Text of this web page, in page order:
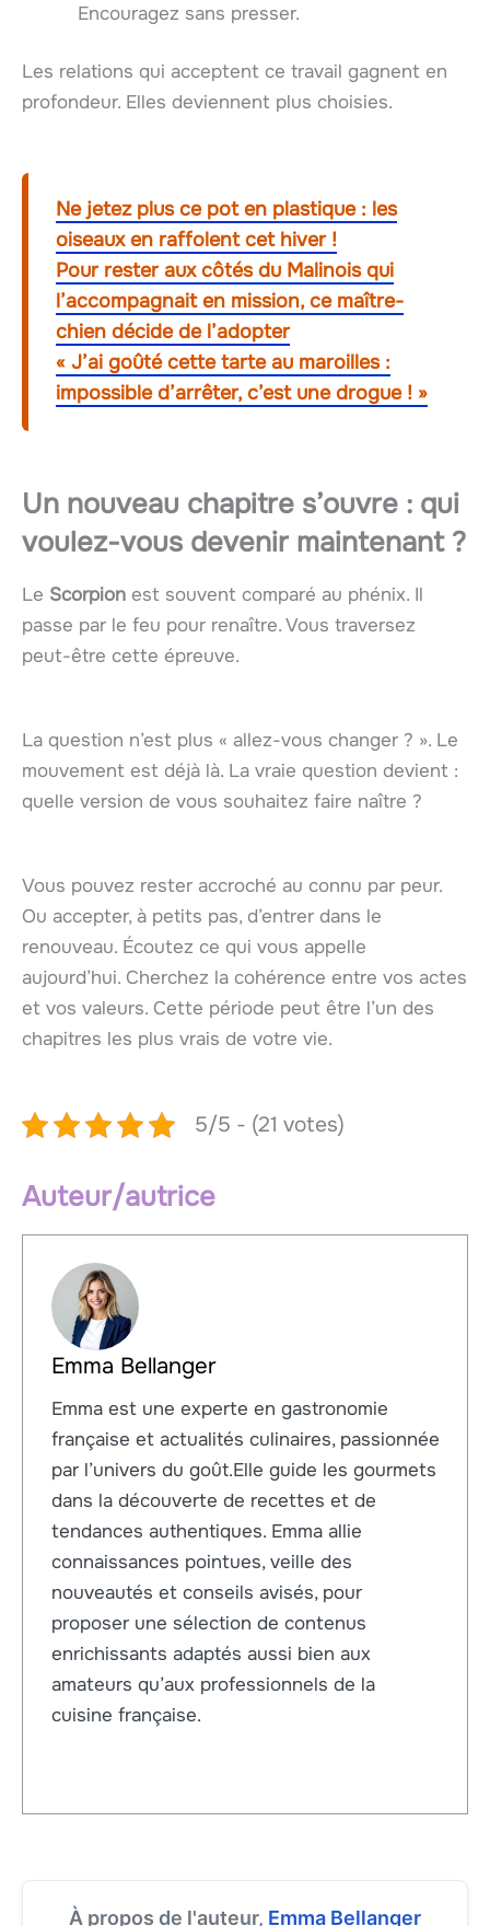
Encouragez sans presser.
Les relations qui acceptent ce travail gagnent en
profondeur. Elles deviennent plus choisies.
Ne jetez plus ce pot en plastique : les
oiseaux en raffolent cet hiver !
Pour rester aux côtés du Malinois qui
l’accompagnait en mission, ce maître-
chien décide de l’adopter
« J’ai goûté cette tarte au maroilles :
impossible d’arrêter, c’est une drogue ! »
Un nouveau chapitre s’ouvre : qui
voulez-vous devenir maintenant ?
Le Scorpion est souvent comparé au phénix. Il
passe par le feu pour renaître. Vous traversez
peut-être cette épreuve.
La question n’est plus « allez-vous changer ? ». Le
mouvement est déjà là. La vraie question devient :
quelle version de vous souhaitez faire naître ?
Vous pouvez rester accroché au connu par peur.
Ou accepter, à petits pas, d’entrer dans le
renouveau. Écoutez ce qui vous appelle
aujourd’hui. Cherchez la cohérence entre vos actes
et vos valeurs. Cette période peut être l’un des
chapitres les plus vrais de votre vie.
5/5 - (21 votes)
Auteur/autrice
Emma Bellanger
Emma est une experte en gastronomie
française et actualités culinaires, passionnée
par l’univers du goût.Elle guide les gourmets
dans la découverte de recettes et de
tendances authentiques. Emma allie
connaissances pointues, veille des
nouveautés et conseils avisés, pour
proposer une sélection de contenus
enrichissants adaptés aussi bien aux
amateurs qu’aux professionnels de la
cuisine française.
À propos de l'auteur, Emma Bellanger